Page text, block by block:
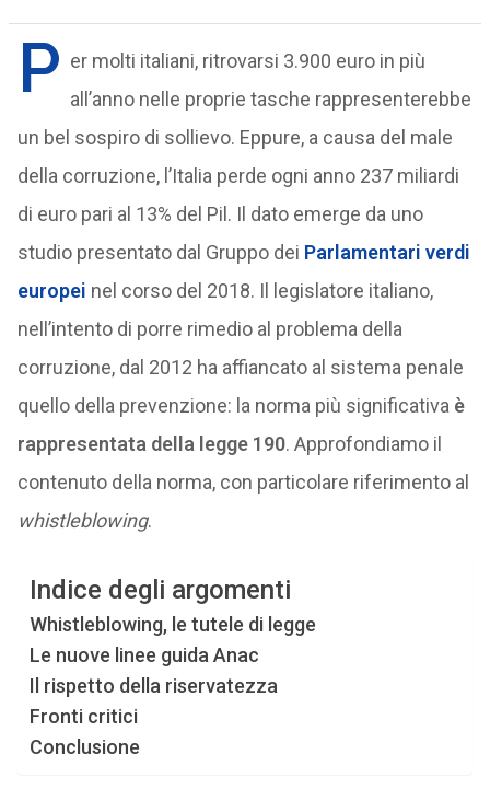
P er molti italiani, ritrovarsi 3.900 euro in più
all’anno nelle proprie tasche rappresenterebbe
un bel sospiro di sollievo. Eppure, a causa del male
della corruzione, l’Italia perde ogni anno 237 miliardi
di euro pari al 13% del Pil. Il dato emerge da uno
studio presentato dal Gruppo dei Parlamentari verdi
europei nel corso del 2018. Il legislatore italiano,
nell’intento di porre rimedio al problema della
corruzione, dal 2012 ha affiancato al sistema penale
quello della prevenzione: la norma più significativa è
rappresentata della legge 190. Approfondiamo il
contenuto della norma, con particolare riferimento al
whistleblowing.
Indice degli argomenti
Whistleblowing, le tutele di legge
Le nuove linee guida Anac
Il rispetto della riservatezza
Fronti critici
Conclusione